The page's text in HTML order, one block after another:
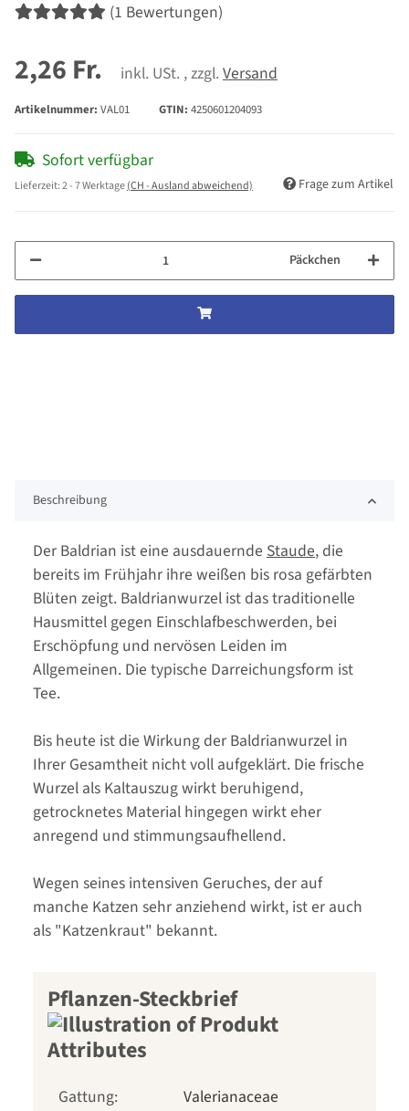
(1 Bewertungen)
2,26 Fr. inkl. USt. , zzgl. Versand
Artikelnummer: VAL01 GTIN: 4250601204093
Sofort verfügbar
Lieferzeit:2 - 7 Werktage(CH - Ausland abweichend) Frage zum Artikel
Päckchen
Beschreibung
Der Baldrian ist eine ausdauernde Staude, die
bereits im Frühjahr ihre weißen bis rosa gefärbten
Blüten zeigt. Baldrianwurzel ist das traditionelle
Hausmittel gegen Einschlafbeschwerden, bei
Erschöpfung und nervösen Leiden im
Allgemeinen. Die typische Darreichungsform ist
Tee.
Bis heute ist die Wirkung der Baldrianwurzel in
Ihrer Gesamtheit nicht voll aufgeklärt. Die frische
Wurzel als Kaltauszug wirkt beruhigend,
getrocknetes Material hingegen wirkt eher
anregend und stimmungsaufhellend.
Wegen seines intensiven Geruches, der auf
manche Katzen sehr anziehend wirkt, ist er auch
als "Katzenkraut" bekannt.
Pflanzen-Steckbrief
Gattung:
Valerianaceae